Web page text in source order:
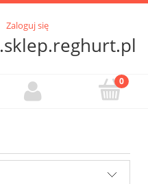
Zaloguj się